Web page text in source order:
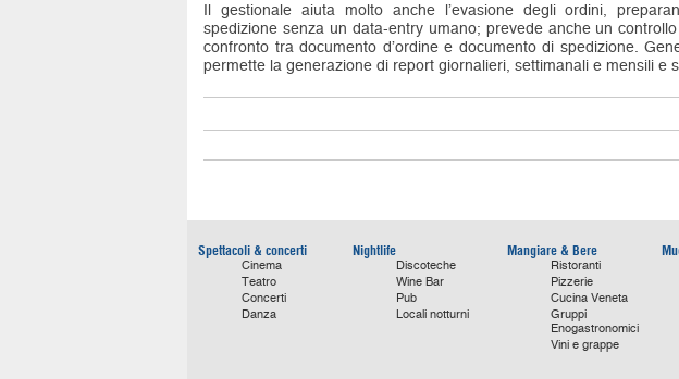
Il gestionale aiuta molto anche l’evasione degli ordini,
spedizione senza un data-entry umano; prevede anche un
confronto tra documento d’ordine e documento di spedizione.
permette la generazione di report giornalieri, settimanali e mensili e
Spettacoli & concerti
Cinema
Teatro
Concerti
Danza
Nightlife
Discoteche
Wine Bar
Pub
Locali notturni
Mangiare & Bere
Ristoranti
Pizzerie
Cucina Veneta
Gruppi
Enogastronomici
Vini e grappe